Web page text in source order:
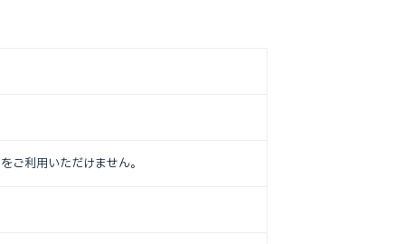
ご利用いただけません。